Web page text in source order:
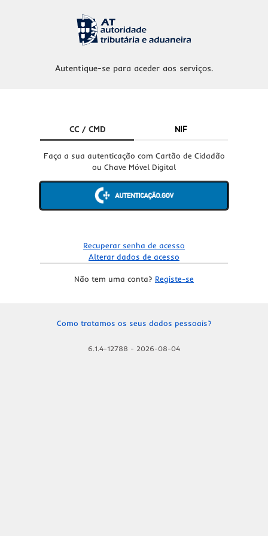
Autentique-se para aceder aos serviços.
CC / CMD NIF
Faça a sua autenticação com Cartão de Cidadão
ou Chave Móvel Digital
Recuperar senha de acesso
Alterar dados de acesso
Não tem uma conta? Registe-se
Como tratamos os seus dados pessoais?
6.1.4-12788 - 2026-08-04